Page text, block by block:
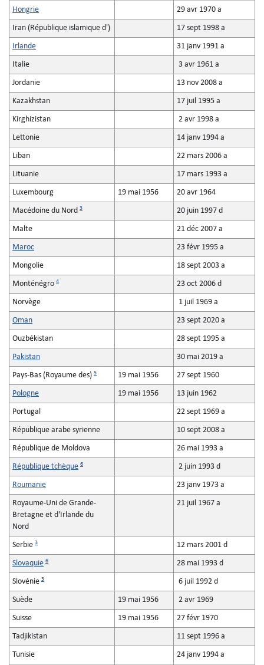
Hongrie 29 avr 1970 a
Iran (République islamique d') 17 sept 1998 a
Irlande 31 janv 1991 a
Italie 3 avr 1961 a
Jordanie 13 nov 2008 a
Kazakhstan 17 juil 1995 a
Kirghizistan 2 avr 1998 a
Lettonie 14 janv 1994 a
Liban 22 mars 2006 a
Lituanie 17 mars 1993 a
Luxembourg 19 mai 1956 20 avr 1964
Macédoine du Nord 3 20 juin 1997 d
Malte 21 déc 2007 a
Maroc 23 févr 1995 a
Mongolie 18 sept 2003 a
Monténégro 4 23 oct 2006 d
Norvège 1 juil 1969 a
Oman 23 sept 2020 a
Ouzbékistan 28 sept 1995 a
Pakistan 30 mai 2019 a
Pays-Bas (Royaume des) 5 19 mai 1956 27 sept 1960
Pologne 19 mai 1956 13 juin 1962
Portugal 22 sept 1969 a
République arabe syrienne 10 sept 2008 a
République de Moldova 26 mai 1993 a
République tchèque 6 2 juin 1993 d
Roumanie 23 janv 1973 a
Royaume-Uni de Grande-
Bretagne et d'Irlande du
Nord
21 juil 1967 a
Serbie 3 12 mars 2001 d
Slovaquie 6 28 mai 1993 d
Slovénie 3 6 juil 1992 d
Suède 19 mai 1956 2 avr 1969
Suisse 19 mai 1956 27 févr 1970
Tadjikistan 11 sept 1996 a
Tunisie 24 janv 1994 a